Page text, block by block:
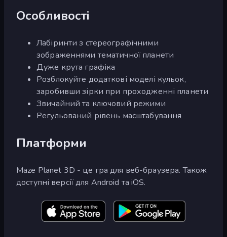
Особливості
Лабіринти з стереографічними
зображеннями тематичної планети
Дуже крута графіка
Розблокуйте додаткові моделі кульок,
заробивши зірки при проходженні планети
Звичайний та ключовий режими
Регульований рівень масштабування
Платформи
Maze Planet 3D - це гра для веб-браузера. Також
доступні версії для Android та iOS.